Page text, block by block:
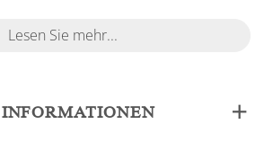
Lesen Sie mehr...